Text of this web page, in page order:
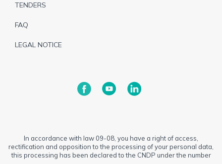
TENDERS
FAQ
LEGAL NOTICE
In accordance with law 09-08, you have a right of access,
rectification and opposition to the processing of your personal data,
this processing has been declared to the CNDP under the number